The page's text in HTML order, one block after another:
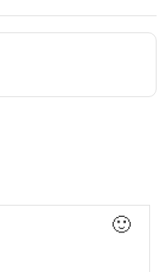
🙂